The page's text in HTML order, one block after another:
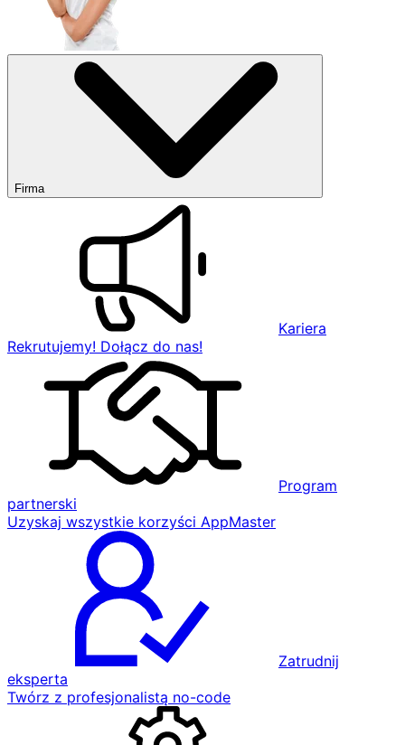
Firma
Kariera
Rekrutujemy! Dołącz do nas!
Program
partnerski
Uzyskaj wszystkie korzyści AppMaster
Zatrudnij
eksperta
Twórz z profesjonalistą no-code